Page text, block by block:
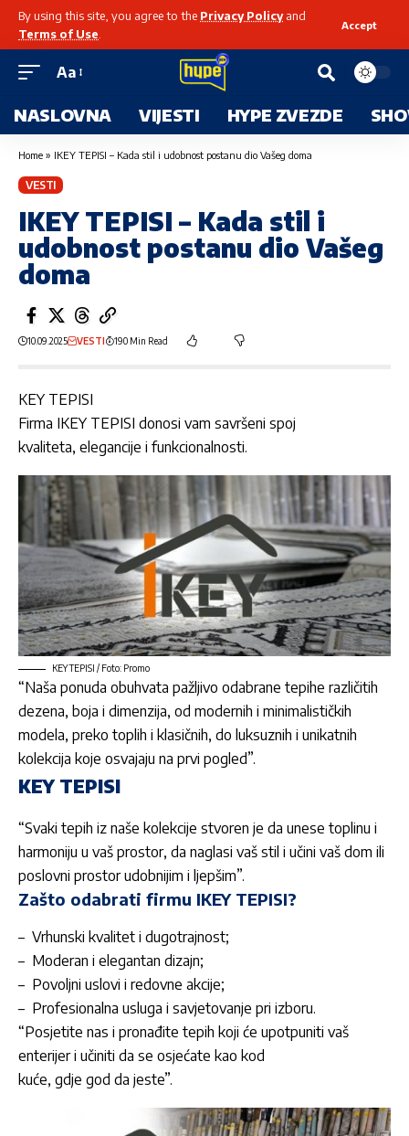
By using this site, you agree to the Privacy Policyand
Terms of Use
Accept
Aa
NASLOVNA VIJESTI HYPE ZVEZDE
Home » IKEY TEPISI – Kada stil i udobnost postanu dio Vašeg doma
VESTI
IKEY TEPISI – Kada stil i
udobnost postanu dio Vašeg
doma
10.09.2025 VESTI 190 Min Read
KEY TEPISI
Firma IKEY TEPISI donosi vam savršeni spoj
kvaliteta, elegancije i funkcionalnosti.
KEY TEPISI / Foto: Promo
“Naša ponuda obuhvata pažljivo odabrane tepihe različitih
dezena, boja i dimenzija, od modernih i minimalističkih
modela, preko toplih i klasičnih, do luksuznih i unikatnih
kolekcija koje osvajaju na prvi pogled”.
KEY TEPISI
“Svaki tepih iz naše kolekcije stvoren je da unese toplinu i
harmoniju u vaš prostor, da naglasi vaš stil i učini vaš dom ili
poslovni prostor udobnijim i ljepšim”.
Zašto odabrati firmu IKEY TEPISI?
– Vrhunski kvalitet i dugotrajnost;
– Moderan i elegantan dizajn;
– Povoljni uslovi i redovne akcije;
– Profesionalna usluga i savjetovanje pri izboru.
“Posjetite nas i pronađite tepih koji će upotpuniti vaš
enterijer i učiniti da se osjećate kao kod
kuće, gdje god da jeste”.